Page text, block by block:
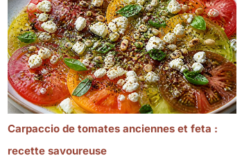
Carpaccio de tomates anciennes et feta :
recette savoureuse